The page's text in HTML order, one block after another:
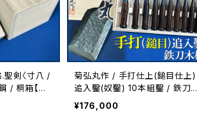
剣〈寸八 /
/ 桐箱【中
菊弘丸作 / 手打仕上(鎚目仕上)
追入鑿(奴鑿) 10本組鑿 / 鉄刀木
柄 / 桐箱
¥176,000